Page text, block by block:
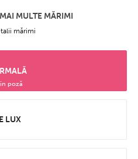
MULTE MĂRIMI
mărimi
poză
LUX